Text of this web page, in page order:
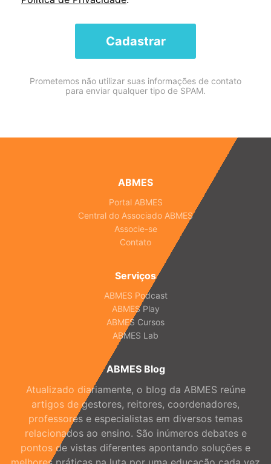
Cadastrar
Prometemos não utilizar suas informações de contato
para enviar qualquer tipo de SPAM.
ABMES
Portal ABMES
Central do Associado ABMES
Associe-se
Contato
Serviços
ABMES Podcast
ABMES Play
ABMES Cursos
ABMES Lab
ABMES Blog
Atualizado diariamente, o blog da ABMES reúne
artigos de gestores, reitores, coordenadores,
professores e especialistas em diversos temas
relacionados ao ensino. São inúmeros debates e
pontos de vistas diferentes apontando soluções e